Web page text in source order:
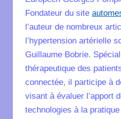
Fondateur du site
l’auteur de nombreux
l’hypertension artérielle
Guillaume Bobrie.
thérapeutique des
connectée, il participe à
visant à évaluer l’apport
technologies à la